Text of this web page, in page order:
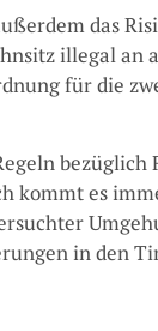
das
illegal an
für die
kommt es
in den